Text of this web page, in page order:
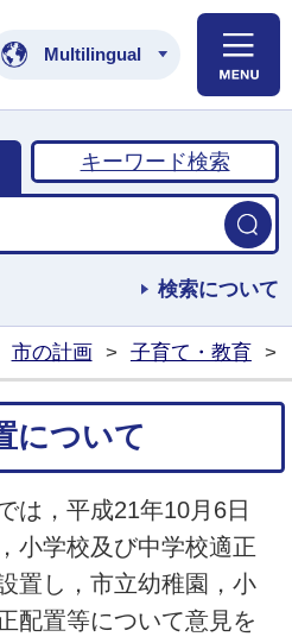
土浦市公式ホームペ
Multilingual
キーワード検索
検索について
市の計画 > 子育て・教育 >
について
は，平成21年10月6日
小学校及び中学校適正
置し，市立幼稚園，小
配置等について意見を